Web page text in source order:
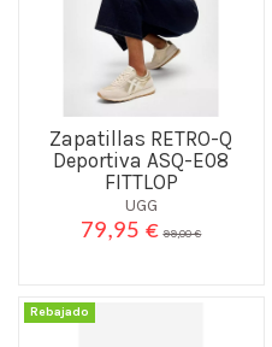
Zapatillas RETRO-Q
Deportiva ASQ-E08
FITTLOP
UGG
79,95 € 99,00 €
Rebajado